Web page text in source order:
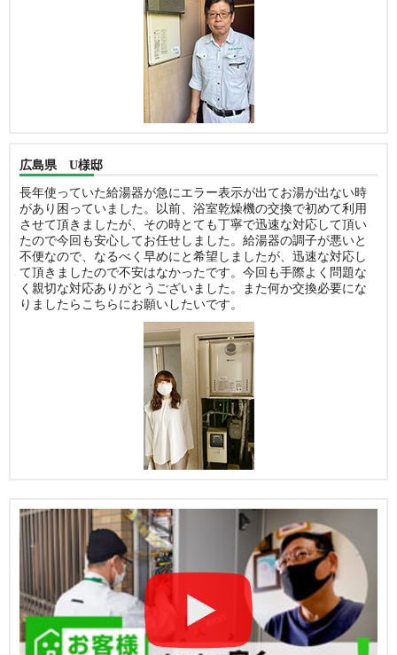
広島県 U様邸
長年使っていた給湯器が急にエラー表示が出てお湯が出ない時
があり困っていました。以前、浴室乾燥機の交換で初めて利用
させて頂きましたが、その時とても丁寧で迅速な対応して頂い
たので今回も安心してお任せしました。給湯器の調子が悪いと
不便なので、なるべく早めにと希望しましたが、迅速な対応し
て頂きましたので不安はなかったです。今回も手際よく問題な
く親切な対応ありがとうございました。また何か交換必要にな
りましたらこちらにお願いしたいです。